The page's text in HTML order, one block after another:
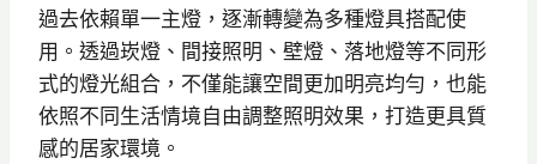
過去依賴單一主燈，逐漸轉變為多種燈具搭配使
用。透過崁燈、間接照明、壁燈、落地燈等不同形
式的燈光組合，不僅能讓空間更加明亮均勻，也能
依照不同生活情境自由調整照明效果，打造更具質
感的居家環境。